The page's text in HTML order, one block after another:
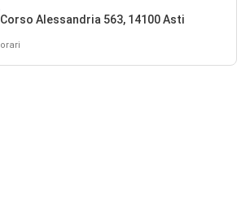
Corso Alessandria 563, 14100 Asti
orari